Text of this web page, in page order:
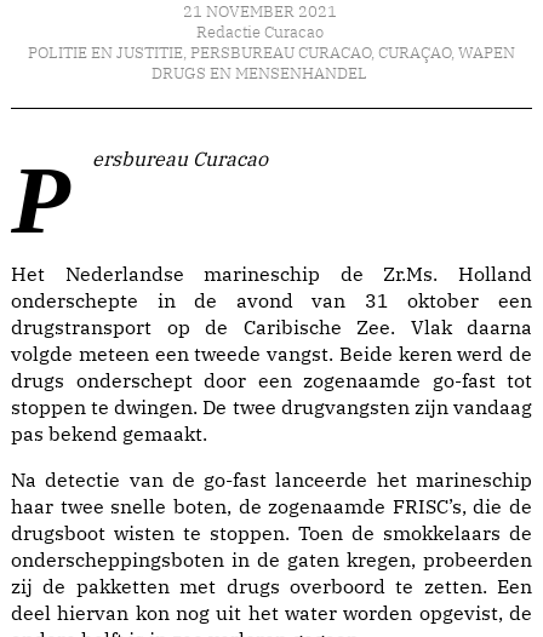
21 NOVEMBER 2021
Redactie Curacao
POLITIE EN JUSTITIE, PERSBUREAU CURACAO, CURAÇAO, WAPEN
DRUGS EN MENSENHANDEL
Persbureau Curacao
Het Nederlandse marineschip de Zr.Ms. Holland
onderschepte in de avond van 31 oktober een
drugstransport op de Caribische Zee. Vlak daarna
volgde meteen een tweede vangst. Beide keren werd de
drugs onderschept door een zogenaamde go-fast tot
stoppen te dwingen. De twee drugvangsten zijn vandaag
pas bekend gemaakt.
Na detectie van de go-fast lanceerde het marineschip
haar twee snelle boten, de zogenaamde FRISC’s, die de
drugsboot wisten te stoppen. Toen de smokkelaars de
onderscheppingsboten in de gaten kregen, probeerden
zij de pakketten met drugs overboord te zetten. Een
deel hiervan kon nog uit het water worden opgevist, de